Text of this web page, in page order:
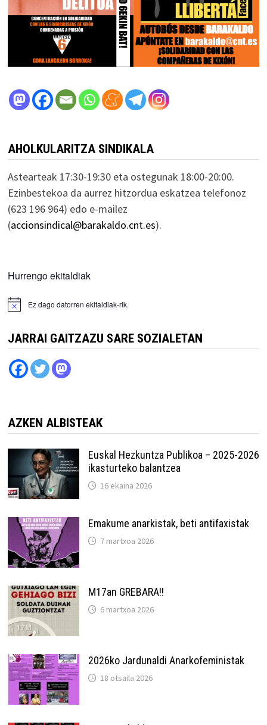
AHOLKULARITZA SINDIKALA
Astearteak 17:30-19:30 eta ostegunak 18:00-20:00.
Ezinbestekoa da aurrez hitzordua eskatzea telefonoz
(623 196 964) edo e-mailez
(accionsindical@barakaldo.cnt.es).
Hurrengo ekitaldiak
Ez dago datorren ekitaldiak-rik.
JARRAI GAITZAZU SARE SOZIALETAN
AZKEN ALBISTEAK
Euskal Hezkuntza Publikoa – 2025-2026
ikasturteko balantzea
16 ekaina 2026
Emakume anarkistak, beti antifaxistak
7 martxoa 2026
M17an GREBARA!!
6 martxoa 2026
2026ko Jardunaldi Anarkofeministak
18 otsaila 2026